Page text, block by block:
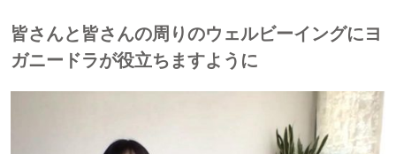
皆さんと皆さんの周りのウェルビーイングにヨ
ガニードラが役立ちますように